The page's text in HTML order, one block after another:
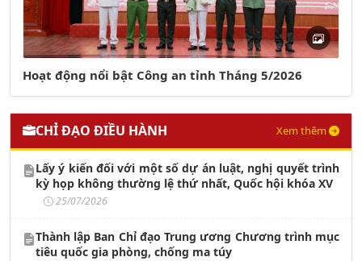
Hoạt động nổi bật Công an tỉnh Tháng 5/2026
CHỈ ĐẠO ĐIỀU HÀNH Xem thêm
Lấy ý kiến đối với một số dự án luật, nghị quyết trình
kỳ họp không thường lệ thứ nhất, Quốc hội khóa XV
25/07/2026
Thành lập Ban Chỉ đạo Trung ương Chương trình mục
tiêu quốc gia phòng, chống ma túy